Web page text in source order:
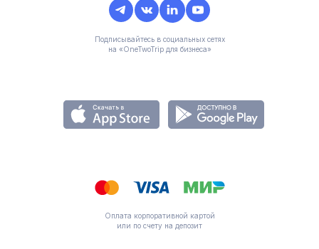
Подписывайтесь в социальных сетях
на «OneTwoTrip для бизнеса»
Оплата корпоративной картой
или по счету на депозит